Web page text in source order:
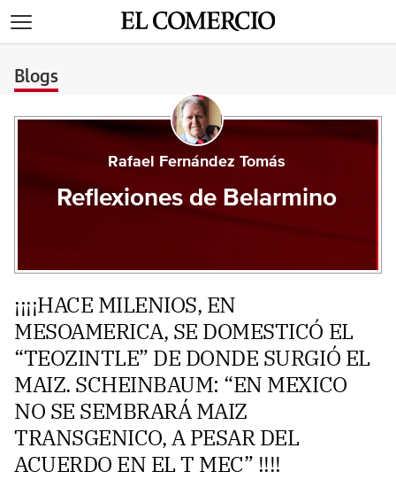
Blogs
Rafael Fernández Tomás
Reflexiones de Belarmino
¡¡¡¡HACE MILENIOS, EN
MESOAMERICA, SE DOMESTICÓ EL
“TEOZINTLE” DE DONDE SURGIÓ EL
MAIZ. SCHEINBAUM: “EN MEXICO
NO SE SEMBRARÁ MAIZ
TRANSGENICO, A PESAR DEL
ACUERDO EN EL T MEC” !!!!